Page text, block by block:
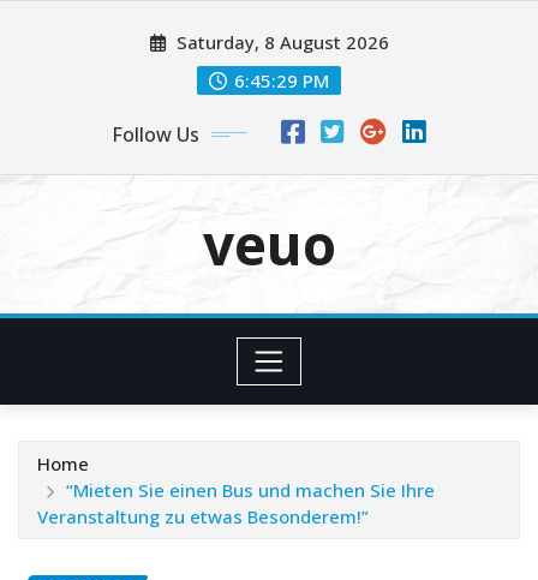
Saturday, 8 August 2026
6:45:30 PM
Follow Us
veuo
Home
“Mieten Sie einen Bus und machen Sie Ihre
Veranstaltung zu etwas Besonderem!”